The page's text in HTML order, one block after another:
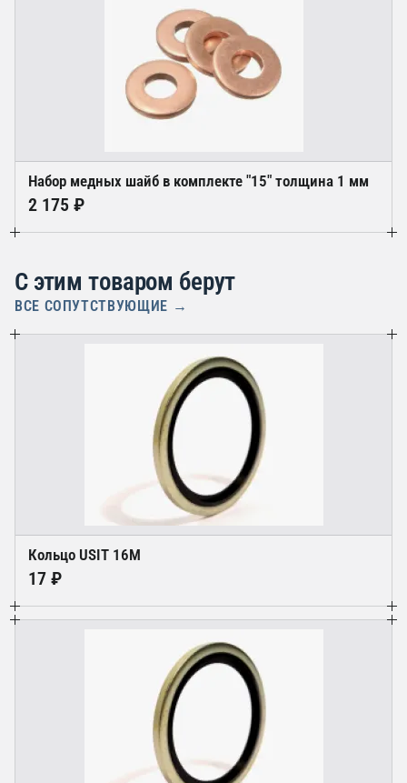
Набор медных шайб в комплекте "15" толщина 1 мм
2 175 ₽
С этим товаром берут
ВСЕ СОПУТСТВУЮЩИЕ →
Кольцо USIT 16M
17 ₽